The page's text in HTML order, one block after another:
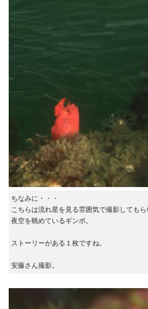
ちなみに・・・
こちらは流れ星を見る雰囲気で撮影してもら
夜空を眺めているギンポ。
ストーリーがある１枚ですね。
安藤さん撮影。